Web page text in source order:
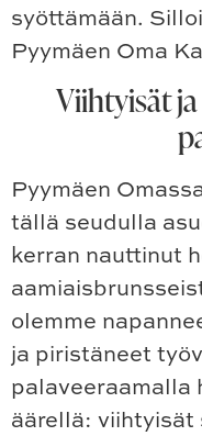
syöttämään.
Pyymäen Oma
Viihtyisät
Pyymäen
tällä seudulla
kerran nauttinut
olemme
ja piristäneet
palaveeraamalla
äärellä: viihtyisät